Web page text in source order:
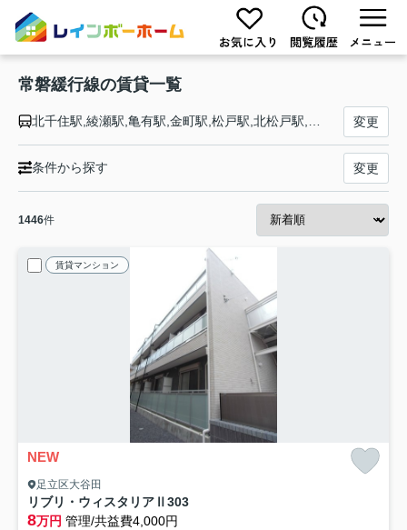
常磐緩行線の賃貸一覧
北千住駅,綾瀬駅,亀有駅,金町駅,松戸駅,北松戸駅,馬橋駅,新松戸駅,北小金駅,南柏駅,柏駅,北柏駅,我孫子駅,天王台駅,取手駅 変更
条件から探す 変更
1446件
賃貸マンション
NEW
足立区大谷田
リブリ・ウィスタリアⅡ 303
8万円 管理/共益費4,000円